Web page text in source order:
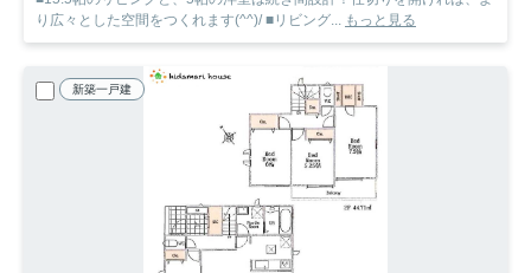
り広々とした空間をつくれます(^^)/ ■リビング...
もっと見る
新築一戸建